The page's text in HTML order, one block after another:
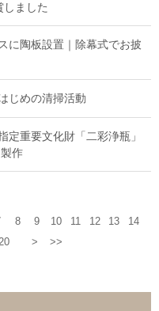
しました
に陶板設置｜除幕式でお披
じめの清掃活動
定重要文化財「二彩浄瓶」
作
8 9 10 11 12 13
14
> >>